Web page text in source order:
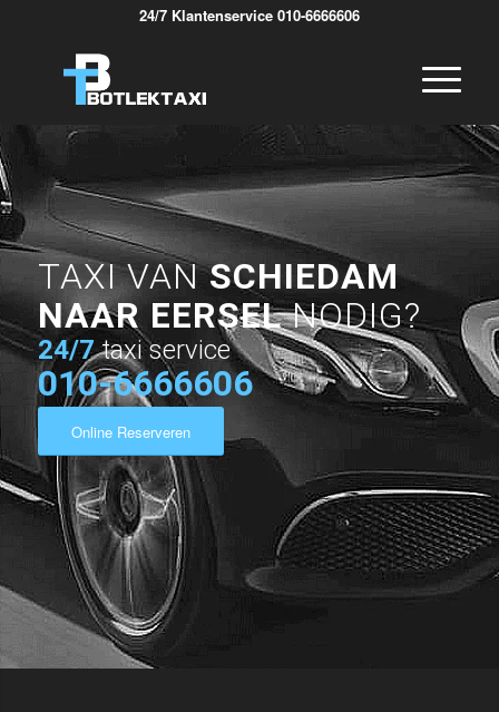
24/7 Klantenservice 010-6666606
TAXI VANSCHIEDAM
NAAR EERSELNODIG?
24/7 taxi service
010-6666606
Online Reserveren